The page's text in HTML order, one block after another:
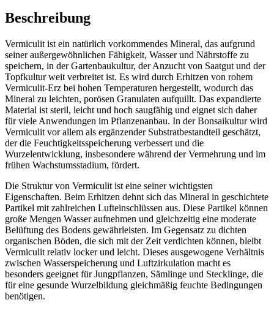
Beschreibung
Vermiculit ist ein natürlich vorkommendes Mineral, das aufgrund
seiner außergewöhnlichen Fähigkeit, Wasser und Nährstoffe zu
speichern, in der Gartenbaukultur, der Anzucht von Saatgut und der
Topfkultur weit verbreitet ist. Es wird durch Erhitzen von rohem
Vermiculit-Erz bei hohen Temperaturen hergestellt, wodurch das
Mineral zu leichten, porösen Granulaten aufquillt. Das expandierte
Material ist steril, leicht und hoch saugfähig und eignet sich daher
für viele Anwendungen im Pflanzenanbau. In der Bonsaikultur wird
Vermiculit vor allem als ergänzender Substratbestandteil geschätzt,
der die Feuchtigkeitsspeicherung verbessert und die
Wurzelentwicklung, insbesondere während der Vermehrung und im
frühen Wachstumsstadium, fördert.
Die Struktur von Vermiculit ist eine seiner wichtigsten
Eigenschaften. Beim Erhitzen dehnt sich das Mineral in geschichtete
Partikel mit zahlreichen Lufteinschlüssen aus. Diese Partikel können
große Mengen Wasser aufnehmen und gleichzeitig eine moderate
Belüftung des Bodens gewährleisten. Im Gegensatz zu dichten
organischen Böden, die sich mit der Zeit verdichten können, bleibt
Vermiculit relativ locker und leicht. Dieses ausgewogene Verhältnis
zwischen Wasserspeicherung und Luftzirkulation macht es
besonders geeignet für Jungpflanzen, Sämlinge und Stecklinge, die
für eine gesunde Wurzelbildung gleichmäßig feuchte Bedingungen
benötigen.